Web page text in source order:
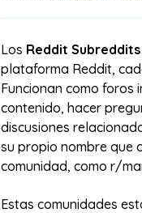
Los Reddit Subreddits
plataforma Reddit,
Funcionan como foros
contenido, hacer
discusiones
su propio nombre que
comunidad, como r/
Estas comunidades